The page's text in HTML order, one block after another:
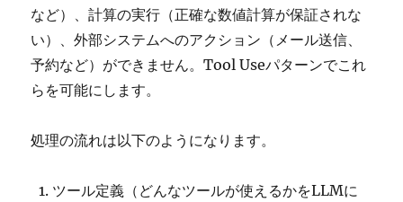
など）、計算の実行（正確な数値計算が保証されな
い）、外部システムへのアクション（メール送信、
予約など）ができません。Tool Useパターンでこれ
らを可能にします。
処理の流れは以下のようになります。
ツール定義（どんなツールが使えるかをLLMに